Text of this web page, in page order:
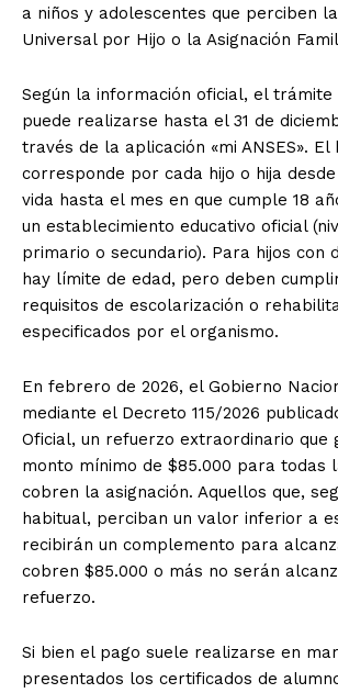
a niños y adolescentes que perciben
Universal por Hijo o la Asignación
Según la información oficial, el
puede realizarse hasta el 31 de
través de la aplicación «mi ANSES». El
corresponde por cada hijo o hija
vida hasta el mes en que cumple 18
un establecimiento educativo oficial
primario o secundario). Para hijos con
hay límite de edad, pero deben
requisitos de escolarización o
especificados por el organismo.
En febrero de 2026, el Gobierno
mediante el Decreto 115/2026
Oficial, un refuerzo extraordinario que
monto mínimo de $85.000 para todas
cobren la asignación. Aquellos que,
habitual, perciban un valor inferior a
recibirán un complemento para
cobren $85.000 o más no serán
refuerzo.
Si bien el pago suele realizarse en
presentados los certificados de